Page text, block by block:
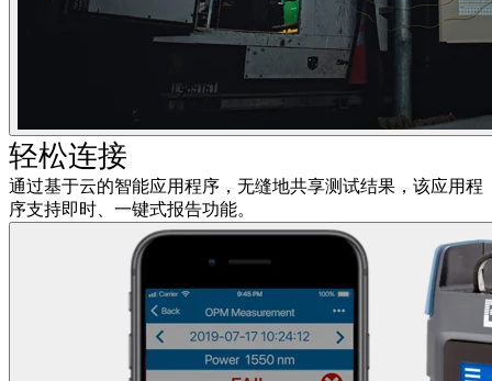
轻松连接
通过基于云的智能应用程序，无缝地共享测试结果，该应用程
序支持即时、一键式报告功能。